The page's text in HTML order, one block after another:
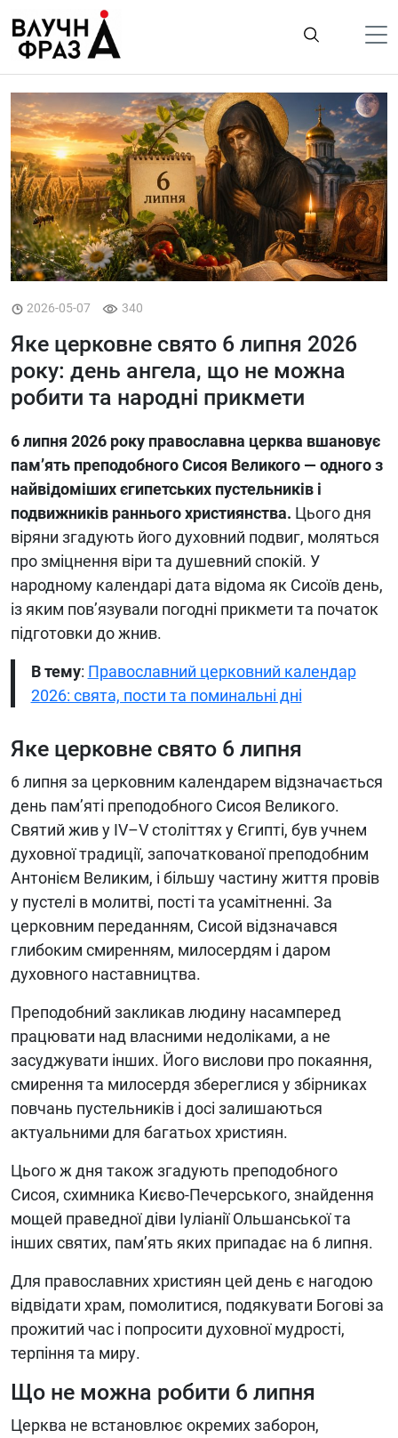
содержимому
Політика
Гроші
Життя
Лайфстайл
ТехноНаука
Людина
Про нас
2026-05-07 340
Яке церковне свято 6 липня 2026
року: день ангела, що не можна
робити та народні прикмети
6 липня 2026 року православна церква вшановує
пам’ять преподобного Сисоя Великого — одного з
найвідоміших єгипетських пустельників і
подвижників раннього християнства. Цього дня
віряни згадують його духовний подвиг, моляться
про зміцнення віри та душевний спокій. У
народному календарі дата відома як Сисоїв день,
із яким пов’язували погодні прикмети та початок
підготовки до жнив.
В тему: Православний церковний календар
2026: свята, пости та поминальні дні
Яке церковне свято 6 липня
6 липня за церковним календарем відзначається
день пам’яті преподобного Сисоя Великого.
Святий жив у IV–V століттях у Єгипті, був учнем
духовної традиції, започаткованої преподобним
Антонієм Великим, і більшу частину життя провів
у пустелі в молитві, пості та усамітненні. За
церковним переданням, Сисой відзначався
глибоким смиренням, милосердям і даром
духовного наставництва.
Преподобний закликав людину насамперед
працювати над власними недоліками, а не
засуджувати інших. Його вислови про покаяння,
смирення та милосердя збереглися у збірниках
повчань пустельників і досі залишаються
актуальними для багатьох християн.
Цього ж дня також згадують преподобного
Сисоя, схимника Києво-Печерського, знайдення
мощей праведної діви Іуліанії Ольшанської та
інших святих, пам’ять яких припадає на 6 липня.
Для православних християн цей день є нагодою
відвідати храм, помолитися, подякувати Богові за
прожитий час і попросити духовної мудрості,
терпіння та миру.
Що не можна робити 6 липня
Церква не встановлює окремих заборон,